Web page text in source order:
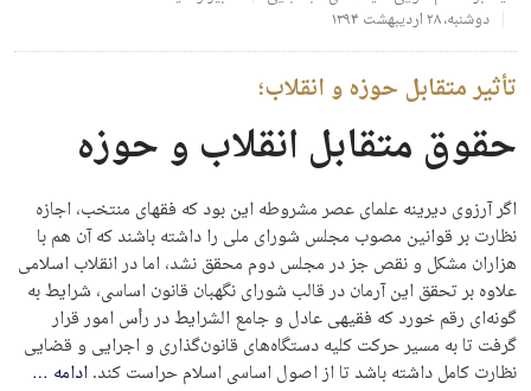
دوشنبه، ۲۸ اردیبهشت ۱۳۹۴
تأثیر متقابل حوزه و انقلاب؛
حقوق متقابل انقلاب و حوزه
اگر آرزوی دیرینه علمای عصر مشروطه این بود که فقهای منتخب، اجازه
نظارت بر قوانین مصوب مجلس شورای ملی را داشته باشند که آن هم با
هزاران مشکل و نقص جز در مجلس دوم محقق نشد، اما در انقلاب اسلامی
علاوه بر تحقق این آرمان در قالب شورای نگهبان قانون اساسی، شرایط به
گونه‌ای رقم خورد که فقیهی عادل و جامع الشرایط در رأس امور قرار
گرفت تا به مسیر حرکت کلیه دستگاه‌های قانون‌گذاری و اجرایی و قضایی
نظارت کامل داشته باشد تا از اصول اساسی اسلام حراست کند.ادامه …